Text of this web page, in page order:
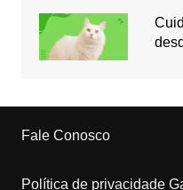
Fale Conosco
Política de privacidade